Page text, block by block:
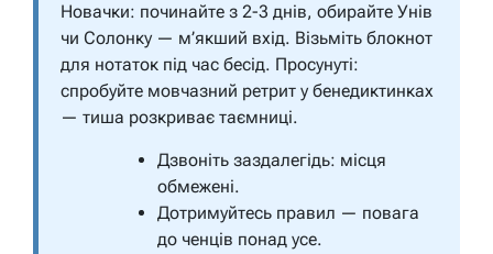
Новачки: починайте з 2-3 днів, обирайте Унів
чи Солонку — м’якший вхід. Візьміть блокнот
для нотаток під час бесід. Просунуті:
спробуйте мовчазний ретрит у бенедиктинках
— тиша розкриває таємниці.
Дзвоніть заздалегідь: місця
обмежені.
Дотримуйтесь правил — повага
до ченців понад усе.